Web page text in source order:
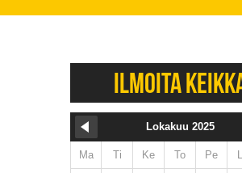
ILMOITA
Lokakuu 2025
Ma Ti Ke To Pe